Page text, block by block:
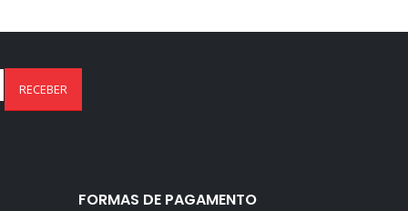
FORMAS DE PAGAMENTO